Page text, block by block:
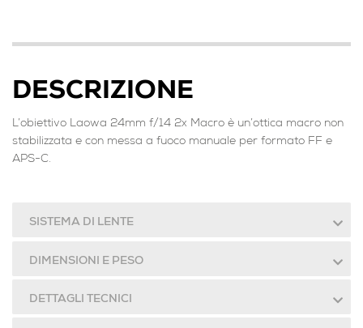
DESCRIZIONE
L’obiettivo Laowa 24mm f/14 2x Macro è un’ottica macro non
stabilizzata e con messa a fuoco manuale per formato FF e
APS-C.
SISTEMA DI LENTE
DIMENSIONI E PESO
DETTAGLI TECNICI